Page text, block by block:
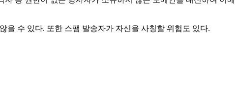
을 수 있다. 또한 스팸 발송자가 자신을 사칭할 위험도 있다.